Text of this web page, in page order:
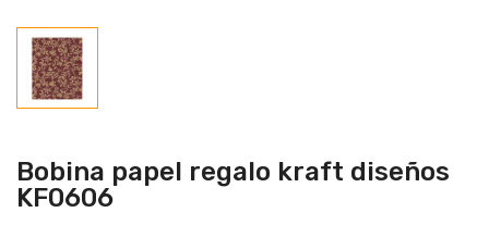
Bobina papel regalo kraft diseños
KF0606